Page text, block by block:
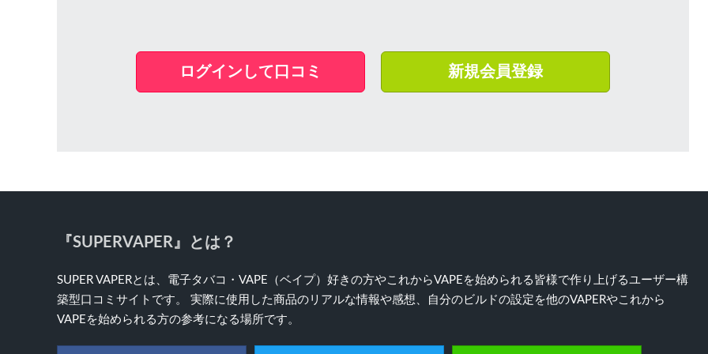
ログインして口コミ 新規会員登録
『SUPERVAPER』とは？
SUPER VAPERとは、電子タバコ・VAPE（ベイプ）好きの方やこれからVAPEを始められる皆様で作り上げるユーザー構
築型口コミサイトです。 実際に使用した商品のリアルな情報や感想、自分のビルドの設定を他のVAPERやこれから
VAPEを始められる方の参考になる場所です。